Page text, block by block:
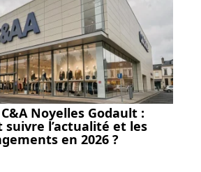
Noyelles Godault :
l’actualité et les
en 2026 ?